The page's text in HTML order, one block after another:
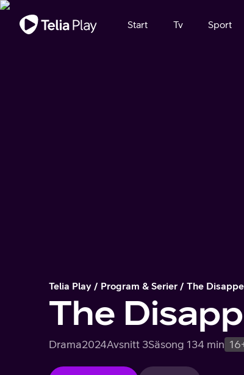
Viktigt meddelande
Start Tv Sport
Telia Play Program & Serier The
The
Drama2024Avsnitt 3Säsong 134 min